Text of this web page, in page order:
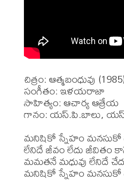
చిత్రం: ఆత్మబంధువు
సంగీతం: ఇళయరాజా
సాహిత్యం: ఆచార్య ఆత్రేయ
గానం: యస్.పి.బాలు,
మనిషికో స్నేహం
లేనిదే జీవం లేదు జీవితం
మమతనే మధువు లేనిదే
మనిషికో స్నేహం